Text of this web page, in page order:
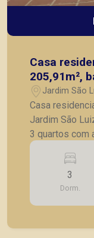
Casa
205,91m²,
Zona Sul de
Jardim São
Casa
Jardim São
3 quartos com
suíte; -
Lavabo; -
serviço; -
de garagem. A Piramid tem como objetivo
atender seus
3
Dorm.